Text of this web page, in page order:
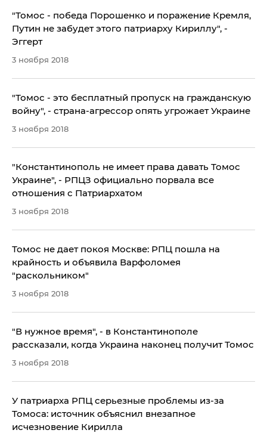
​"Томос - победа Порошенко и поражение Кремля,
Путин не забудет этого патриарху Кириллу", -
Эггерт
3 ноября 2018
"Томос - это бесплатный пропуск на гражданскую
войну", - страна-агрессор опять угрожает Украине
3 ноября 2018
"Константинополь не имеет права давать Томос
Украине", - РПЦЗ официально порвала все
отношения с Патриархатом
3 ноября 2018
​Томос не дает покоя Москве: РПЦ пошла на
крайность и объявила Варфоломея
"раскольником"
3 ноября 2018
"В нужное время", - в Константинополе
рассказали, когда Украина наконец получит Томос
3 ноября 2018
​У патриарха РПЦ серьезные проблемы из-за
Томоса: источник объяснил внезапное
исчезновение Кирилла